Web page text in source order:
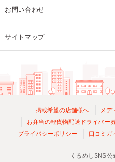
お問い合わせ
サイトマップ
掲載希望の店舗様へ メデ
お弁当の軽貨物配送ドライバー
プライバシーポリシー
口コミガ
くるめしSNS公